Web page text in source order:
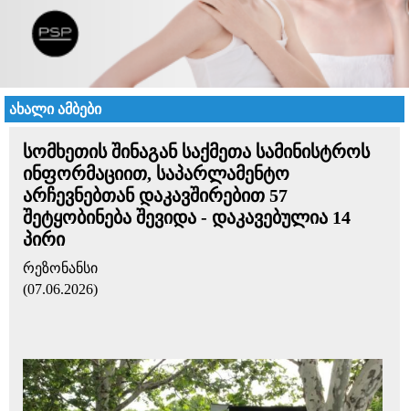
ახალი ამბები
სომხეთის შინაგან საქმეთა სამინისტროს
ინფორმაციით, საპარლამენტო
არჩევნებთან დაკავშირებით 57
შეტყობინება შევიდა - დაკავებულია 14
პირი
რეზონანსი
(07.06.2026)